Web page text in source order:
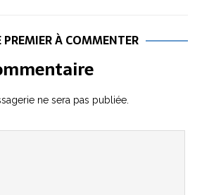
PREMIER À COMMENTER
ne sera pas publiée.